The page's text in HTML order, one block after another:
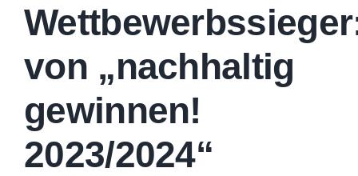
von „nachhaltig
gewinnen!
2023/2024“